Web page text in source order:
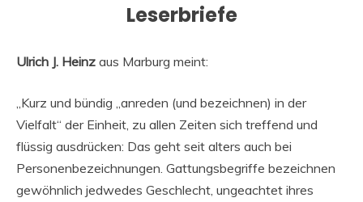
Leserbriefe
Ulrich J. Heinz aus Marburg meint:
„Kurz und bündig „anreden (und bezeichnen) in der
Vielfalt“ der Einheit, zu allen Zeiten sich treffend und
flüssig ausdrücken: Das geht seit alters auch bei
Personenbezeichnungen. Gattungsbegriffe bezeichnen
gewöhnlich jedwedes Geschlecht, ungeachtet ihres